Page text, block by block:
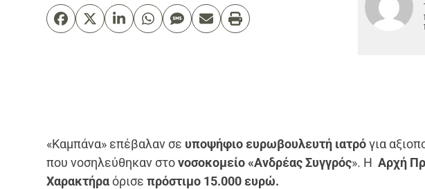
«Καμπάνα» επέβαλαν σε υποψήφιο ευρωβουλευτή ιατρόγια
που νοσηλεύθηκαν στονοσοκομείο «Ανδρέας Συγγρός». ΗΑρχή
Χαρακτήραόρισεπρόστιμο 15.000 ευρώ.